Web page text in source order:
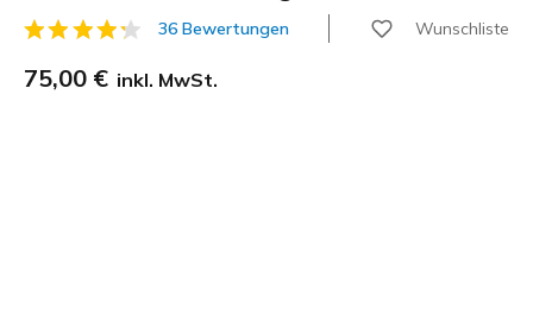
4,3 von 5 Kundenbewertungen
36 Bewertungen Wunschliste
75,00 € inkl. MwSt.